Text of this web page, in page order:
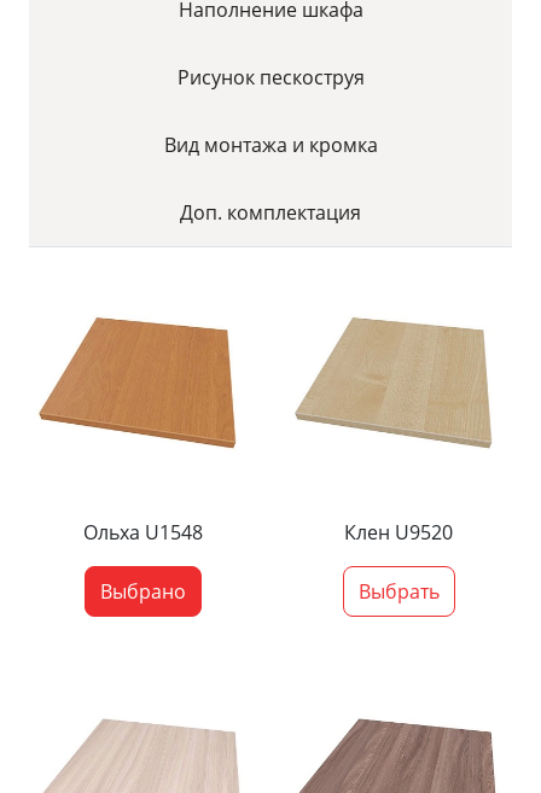
Наполнение шкафа
Рисунок пескоструя
Вид монтажа и кромка
Доп. комплектация
Ольха U1548
Выбрано
Клен U9520
Выбрать